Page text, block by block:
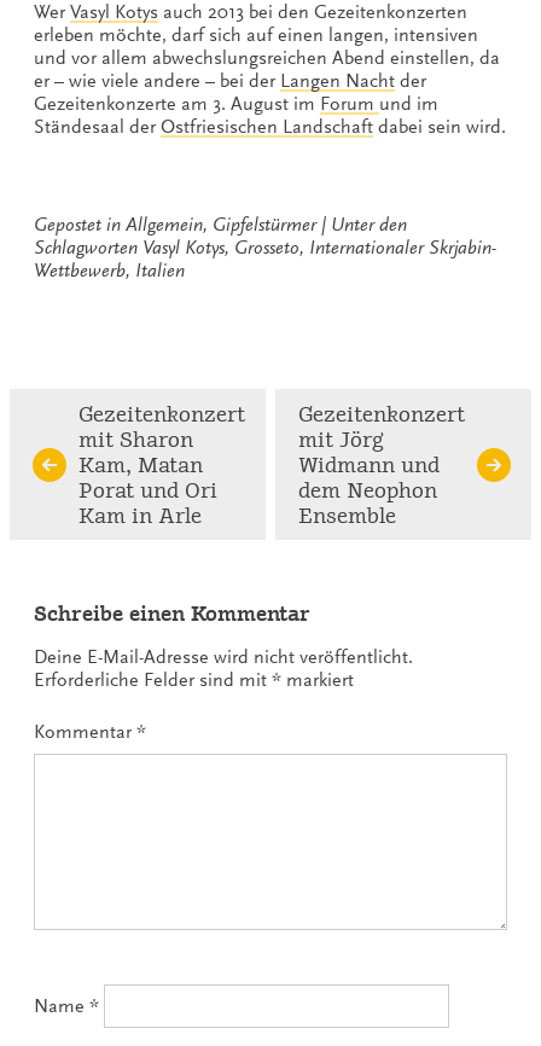
WerVasyl Kotys auch 2013 bei den Gezeitenkonzerten
erleben möchte, darf sich auf einen langen, intensiven
und vor allem abwechslungsreichen Abend einstellen, da
er – wie viele andere – bei der Langen Nacht der
Gezeitenkonzerte am 3. August im Forum und im
Ständesaal derOstfriesischen Landschaft dabei sein wird.
Gepostet in Allgemein, Gipfelstürmer
Unter den
Schlagworten Vasyl Kotys, Grosseto, Internationaler Skrjabin-
Wettbewerb, Italien
Continue
Reading
Gezeitenkonzert
mit Sharon
Kam, Matan
Porat und Ori
Kam in Arle
Gezeitenkonzert
mit Jörg
Widmann und
dem Neophon
Ensemble
Schreibe einen Kommentar
Deine E-Mail-Adresse wird nicht veröffentlicht.
Erforderliche Felder sind mit * markiert
Kommentar*
Name *